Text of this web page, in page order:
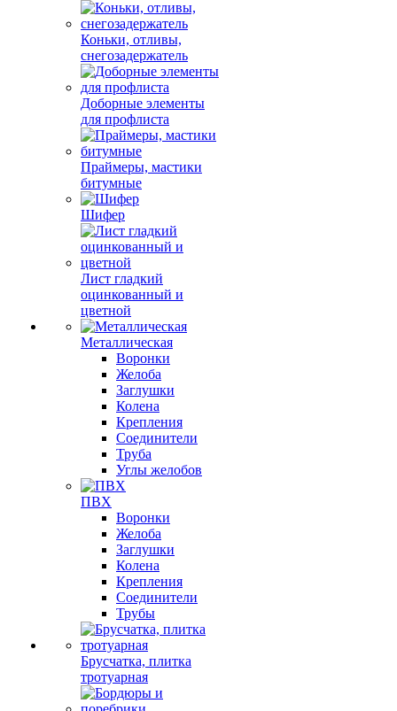
Коньки, отливы,
снегозадержатель
Доборные элементы
для профлиста
Праймеры, мастики
битумные
Шифер
Лист гладкий
оцинкованный и
цветной
Металлическая
Воронки
Желоба
Заглушки
Колена
Крепления
Соединители
Труба
Углы желобов
ПВХ
Воронки
Желоба
Заглушки
Колена
Крепления
Соединители
Трубы
Брусчатка, плитка
тротуарная